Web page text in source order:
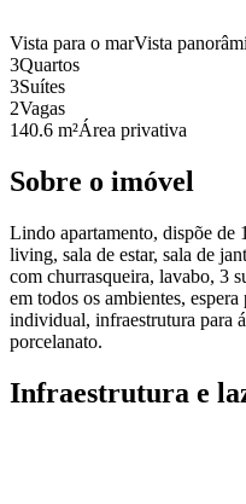
Vista para o marVista
3Quartos
3Suítes
2Vagas
140.6 m²Área privativa
Sobre o imóvel
Lindo apartamento, dispõe de
living, sala de estar, sala de
com churrasqueira, lavabo, 3
em todos os ambientes,
individual, infraestrutura para
porcelanato.
Infraestrutura e